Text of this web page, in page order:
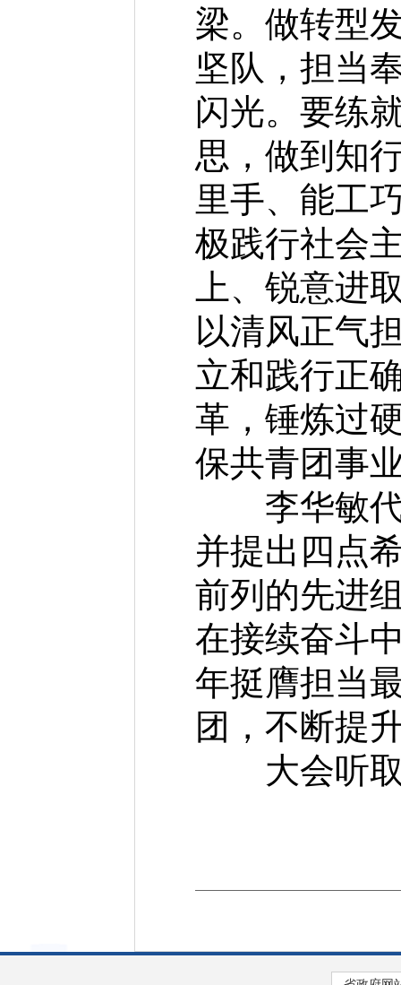
梁。做转型
坚队，担当
闪光。要练
思，做到知
里手、能工
极践行社会
上、锐意进
以清风正气
立和践行正
革，锤炼过
保共青团事
李华敏代
并提出四点
前列的先进
在接续奋斗
年挺膺担当
团，不断提
大会听取